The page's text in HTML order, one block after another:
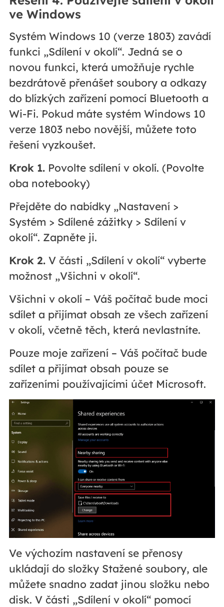
ve Windows
Systém Windows 10 (verze 1803) zavádí
funkci „Sdílení v okolí“. Jedná se o
novou funkci, která umožňuje rychle
bezdrátově přenášet soubory a odkazy
do blízkých zařízení pomocí Bluetooth a
Wi-Fi. Pokud máte systém Windows 10
verze 1803 nebo novější, můžete toto
řešení vyzkoušet.
Krok 1.Povolte sdílení v okolí. (Povolte
oba notebooky)
Přejděte do nabídky „Nastavení >
Systém > Sdílené zážitky > Sdílení v
okolí“. Zapněte ji.
Krok 2.V části „Sdílení v okolí“ vyberte
možnost „Všichni v okolí“.
Všichni v okolí – Váš počítač bude moci
sdílet a přijímat obsah ze všech zařízení
v okolí, včetně těch, která nevlastníte.
Pouze moje zařízení – Váš počítač bude
sdílet a přijímat obsah pouze se
zařízeními používajícími účet Microsoft.
Ve výchozím nastavení se přenosy
ukládají do složky Stažené soubory, ale
můžete snadno zadat jinou složku nebo
disk. V části „Sdílení v okolí“ pomocí